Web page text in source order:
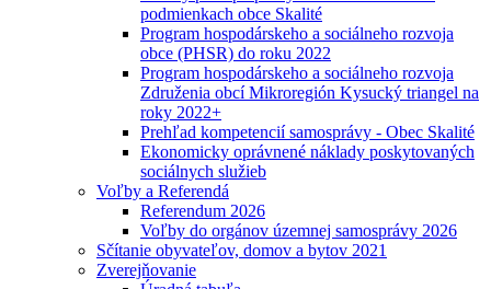
podmienkach obce Skalité
Program hospodárskeho a sociálneho rozvoja
obce (PHSR) do roku 2022
Program hospodárskeho a sociálneho rozvoja
Združenia obcí Mikroregión Kysucký triangel na
roky 2022+
Prehľad kompetencií samosprávy - Obec Skalité
Ekonomicky oprávnené náklady poskytovaných
sociálnych služieb
Voľby a Referendá
Referendum 2026
Voľby do orgánov územnej samosprávy 2026
Sčítanie obyvateľov, domov a bytov 2021
Zverejňovanie